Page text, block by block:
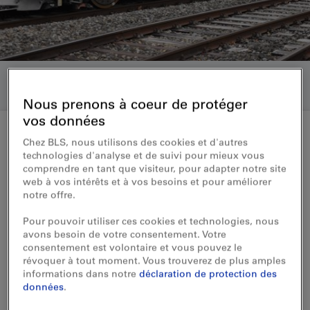
Communiqué de presse 08.04.2020
BLS Cargo: une bonne année
2019, mais des perspectives
sombres pour 2020
BLS Cargo SA a réalisé de bons résultats
financiers en 2019 et a mené à bien avec
Nous prenons à coeur de protéger
vos données
Chez BLS, nous utilisons des cookies et d'autres
technologies d'analyse et de suivi pour mieux vous
comprendre en tant que visiteur, pour adapter notre site
web à vos intérêts et à vos besoins et pour améliorer
notre offre.
Pour pouvoir utiliser ces cookies et technologies, nous
avons besoin de votre consentement. Votre
consentement est volontaire et vous pouvez le
révoquer à tout moment. Vous trouverez de plus amples
informations dans notredéclaration de protection des
données.